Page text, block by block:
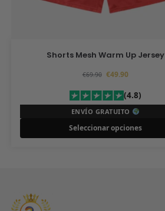
Shorts Mesh Warm Up Jersey
€69.90 €49.90
(4.8)
ENVÍO GRATUITO
Seleccionar opciones